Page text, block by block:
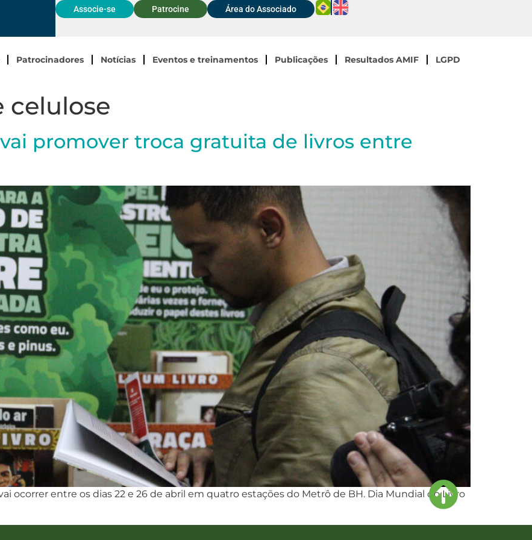
Associe-se Patrocine Área do Associado
Patrocinadores Notícias Eventos e treinamentos Publicações Resultados AMIF LGPD
celulose
promover troca gratuita de livros entre
ocorrer entre os dias 22 e 26 de abril em quatro estações do Metrô de BH. Dia Mundial do Livro